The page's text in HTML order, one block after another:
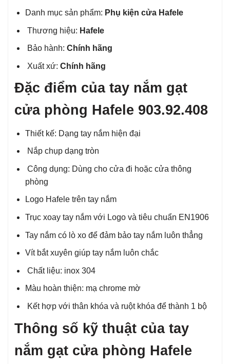
Danh mục sản phẩm: Phụ kiện cửa Hafele
Thương hiệu: Hafele
Bảo hành: Chính hãng
Xuất xứ: Chính hãng
Đặc điểm của tay nắm gạt
cửa phòng Hafele 903.92.408
Thiết kế: Dạng tay nắm hiện đại
Nắp chụp dạng tròn
Công dụng: Dùng cho cửa đi hoặc cửa thông
phòng
Logo Hafele trên tay nắm
Trục xoay tay nắm với Logo và tiêu chuẩn EN1906
Tay nắm có lò xo để đảm bảo tay nắm luôn thẳng
Vít bắt xuyên giúp tay nắm luôn chắc
Chất liệu: inox 304
Màu hoàn thiện: mạ chrome mờ
Kết hợp với thân khóa và ruột khóa để thành 1 bộ
Thông số kỹ thuật của tay
nắm gạt cửa phòng Hafele